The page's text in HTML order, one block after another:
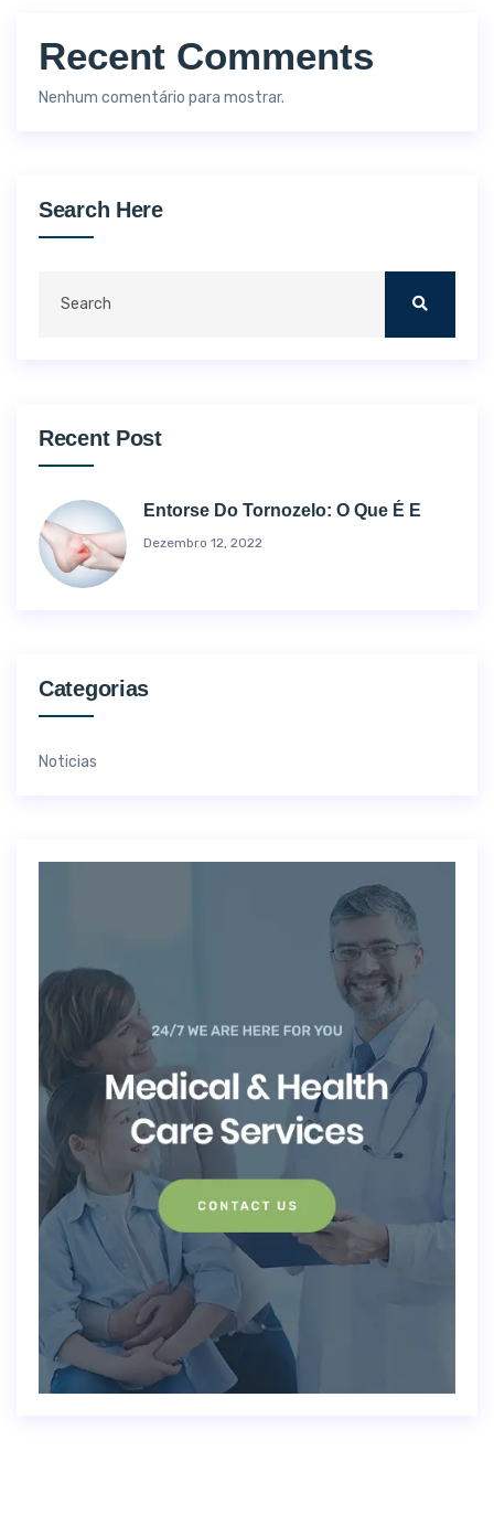
Recent Comments
Nenhum comentário para mostrar.
Search Here
Recent Post
Entorse Do Tornozelo: O Que É E
Dezembro 12, 2022
Categorias
Noticias